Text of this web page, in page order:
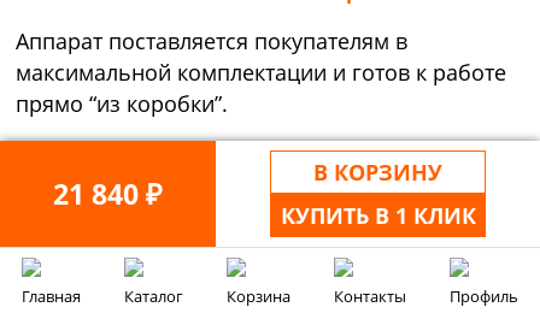
21 840 ₽
В КОРЗИНУ
КУПИТЬ В 1 КЛИК
Аппарат поставляется покупателям в
максимальной комплектации и готов к работе
прямо “из коробки”.
Главная Каталог Корзина Контакты Профиль